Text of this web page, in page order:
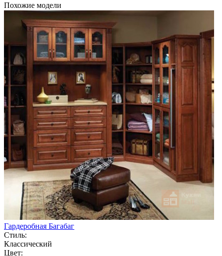
Похожие модели
Гардеробная Багабаг
Стиль:
Классический
Цвет: